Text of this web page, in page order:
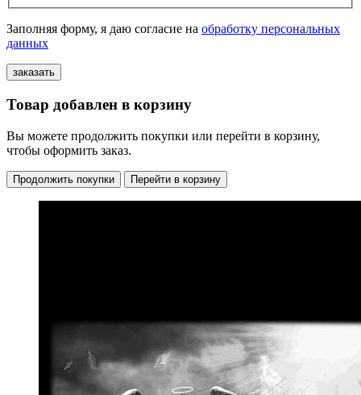
Заполняя форму, я даю согласие на обработку персональных
данных
Товар добавлен в корзину
Вы можете продолжить покупки или перейти в корзину,
чтобы оформить заказ.
Продолжить покупки Перейти в корзину